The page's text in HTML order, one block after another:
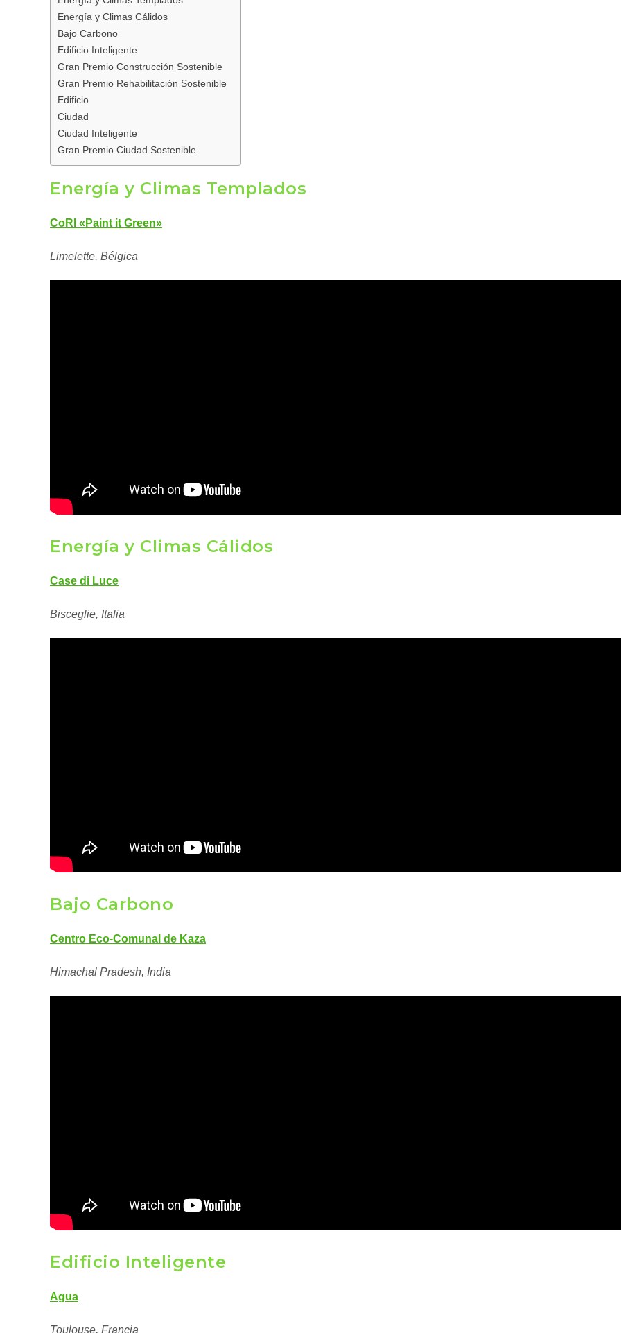
Energía y Climas Cálidos
Bajo Carbono
Edificio Inteligente
Gran Premio Construcción Sostenible
Gran Premio Rehabilitación Sostenible
Edificio
Ciudad
Ciudad Inteligente
Gran Premio Ciudad Sostenible
Energía y Climas Templados
CoRI «Paint it Green»
Limelette, Bélgica
Energía y Climas Cálidos
Case di Luce
Bisceglie, Italia
Bajo Carbono
Centro Eco-Comunal de Kaza
Himachal Pradesh, India
Edificio Inteligente
Agua
Toulouse, Francia